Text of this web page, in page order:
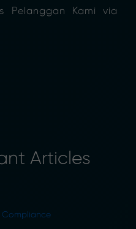
Pelanggan Kami via
Articles